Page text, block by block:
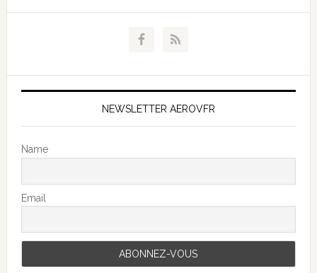
NEWSLETTER AEROVFR
Name
Email